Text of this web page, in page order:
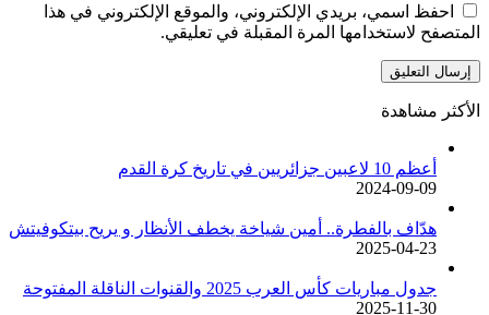
احفظ اسمي، بريدي الإلكتروني، والموقع الإلكتروني في هذا
المتصفح لاستخدامها المرة المقبلة في تعليقي.
الأكثر مشاهدة
أعظم 10 لاعبين جزائريين في تاريخ كرة القدم
2024-09-09
هدّاف بالفطرة.. أمين شياخة يخطف الأنظار و يريح بيتكوفيتش
2025-04-23
جدول مباريات كأس العرب 2025 والقنوات الناقلة المفتوحة
2025-11-30